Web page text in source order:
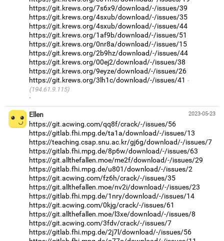
https://git.krews.org/7s6x9/download/-/issues/39
https://git.krews.org/4sxub/download/-/issues/35
https://git.krews.org/4sxub/download/-/issues/44
https://git.krews.org/1af9b/download/-/issues/51
https://git.krews.org/0nr8a/download/-/issues/15
https://git.krews.org/2b9hz/download/-/issues/44
https://git.krews.org/00ej2/download/-/issues/38
https://git.krews.org/9eyze/download/-/issues/26
https://git.krews.org/3lh1c/download/-/issues/41
(194.61.9.115)
·
2023-05-23
Ellen
https://git.acwing.com/qq8f/crack/-/issues/56
https://gitlab.fhi.mpg.de/ta1a/download/-/issues/13
https://teaching.csap.snu.ac.kr/gj6g/download/-/issues/7
https://gitlab.fhi.mpg.de/8p6w/download/-/issues/63
https://git.allthefallen.moe/me2f/download/-/issues/29
https://gitlab.fhi.mpg.de/u801/download/-/issues/2
https://git.acwing.com/fz6h/crack/-/issues/35
https://git.allthefallen.moe/nv2i/download/-/issues/23
https://gitlab.fhi.mpg.de/1nry/download/-/issues/14
https://git.acwing.com/0kjg/crack/-/issues/61
https://git.allthefallen.moe/l3xe/download/-/issues/8
https://git.acwing.com/3fdv/crack/-/issues/7
https://gitlab.fhi.mpg.de/2j7l/download/-/issues/56